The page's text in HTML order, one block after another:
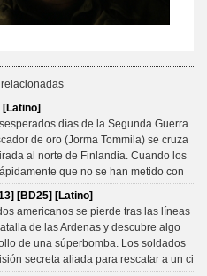
[Latino]
días de la Segunda Guerra
de oro (Jorma Tommila) se cruza
al norte de Finlandia. Cuando los
que no se han metido con
[BD25] [Latino]
americanos se pierde tras las líneas
de las Ardenas y descubre algo
de una súperbomba. Los soldados
secreta aliada para rescatar a un ci